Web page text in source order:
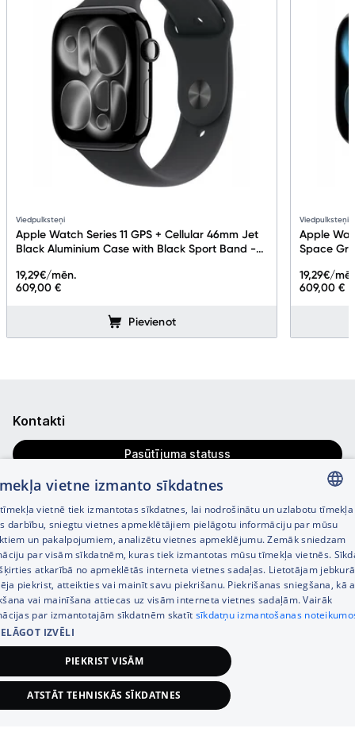
609,00€
Viedpulksteņi
Apple Watch Series 11 GPS + Cellular 46mm Jet
Black Aluminium Case with Black Sport Band -
609,00 €
19,29€/mēn.
Pievienot
Viedpulksteņi
Apple
Space
609,00 €
19,29€/
Kontakti
Pasūtījuma statuss
Veikalu meklētājs
Uzdot jautājumu
Tālrunis+371 67333733
Klientu apkalpošanas darba laiks:
Darba dienās 8:00 – 21:00,
S., Sv. 9:00 – 18:00
Informācija
LATVIAN
RUSSIAN
ENGLISH
vietne izmanto sīkdatnes
vietnē tiek izmantotas sīkdatnes, lai nodrošinātu un uzlabotu tīmekļa
darbību, sniegtu vietnes apmeklētājiem pielāgotu informāciju par mūsu
un pakalpojumiem, analizētu vietnes apmeklējumu. Zemāk sniedzam
par visām sīkdatnēm, kuras tiek izmantotas mūsu tīmekļa vietnēs.
atkarībā no apmeklētās interneta vietnes sadaļas. Lietotājam
piekrist, atteikties vai mainīt savu piekrišanu. Piekrišanas sniegšana, kā
vai mainīšana attiecas uz visām interneta vietnes sadaļām. Vairāk
par izmantotajām sīkdatnēm skatīt sīkdatņu izmantošanas
IZVĒLI
PIEKRIST VISĀM
ATSTĀT TEHNISKĀS SĪKDATNES